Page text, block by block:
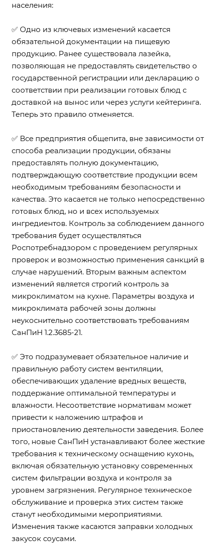
населения:
✅ Одно из ключевых изменений касается
обязательной документации на пищевую
продукцию. Ранее существовала лазейка,
позволяющая не предоставлять свидетельство о
государственной регистрации или декларацию о
соответствии при реализации готовых блюд с
доставкой на вынос или через услуги кейтеринга.
Теперь это правило отменяется.
✅ Все предприятия общепита, вне зависимости от
способа реализации продукции, обязаны
предоставлять полную документацию,
подтверждающую соответствие продукции всем
необходимым требованиям безопасности и
качества. Это касается не только непосредственно
готовых блюд, но и всех используемых
ингредиентов. Контроль за соблюдением данного
требования будет осуществляться
Роспотребнадзором с проведением регулярных
проверок и возможностью применения санкций в
случае нарушений. Вторым важным аспектом
изменений является строгий контроль за
микроклиматом на кухне. Параметры воздуха и
микроклимата рабочей зоны должны
неукоснительно соответствовать требованиям
СанПиН 1.2.3685-21.
✅ Это подразумевает обязательное наличие и
правильную работу систем вентиляции,
обеспечивающих удаление вредных веществ,
поддержание оптимальной температуры и
влажности. Несоответствие нормативам может
привести к наложению штрафов и
приостановлению деятельности заведения. Более
того, новые СанПиН устанавливают более жесткие
требования к техническому оснащению кухонь,
включая обязательную установку современных
систем фильтрации воздуха и контроля за
уровнем загрязнения. Регулярное техническое
обслуживание и проверка этих систем также
станут необходимыми мероприятиями.
Изменения также касаются заправки холодных
закусок соусами.